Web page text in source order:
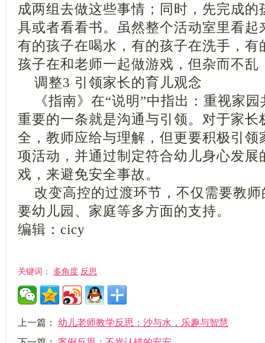
成两组去做这些事情；同时，先完成
具或者看看书。虽然整个活动室里看起
有的孩子在喝水，有的孩子在洗手，有
孩子在和老师一起做游戏，但杂而不乱
调整3 引领家长的育儿观念
《指南》在“说明”中指出：重视家园
重要的一条就是沟通与引领。对于家长
全，教师应给与理解，但更要积极引领
项活动，并通过制定符合幼儿身心发展
戏，来避免安全事故。
改变高控的过渡环节，不仅需要教师
要幼儿园、家庭等多方面的支持。
编辑：cicy
关键词： 多角度 反思
上一篇： 幼儿老师教学反思：沙与水，乐趣与智慧